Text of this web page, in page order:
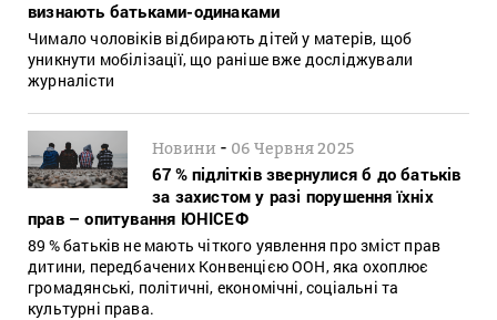
визнають батьками-одинаками
Чимало чоловіків відбирають дітей у матерів, щоб
уникнути мобілізації, що раніше вже досліджували
журналісти
Новини - 06 Червня 2025
67 % підлітків звернулися б до батьків
за захистом у разі порушення їхніх
прав – опитування ЮНІСЕФ
89 % батьків не мають чіткого уявлення про зміст прав
дитини, передбачених Конвенцією ООН, яка охоплює
громадянські, політичні, економічні, соціальні та
культурні права.